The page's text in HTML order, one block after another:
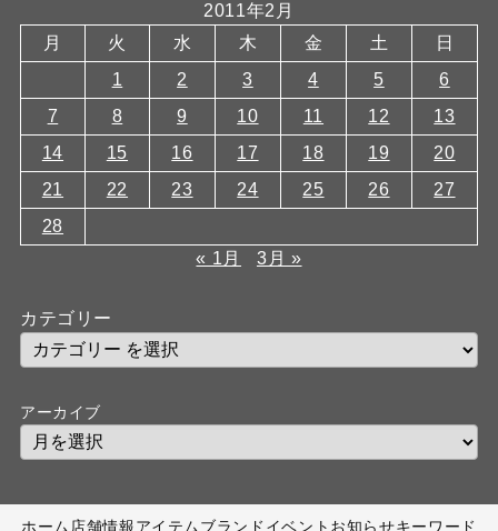
2011年2月
月
火 水 木 金 土
日
1
2 3 4 5
6
7
8 9 10 11 12
13
14
15 16 17 18 19
20
21
22 23 24 25 26
27
28
« 1月
3月 »
カテゴリー
アーカイブ
ホーム 店舗情報アイテムブランド イベント お知らせキーワード